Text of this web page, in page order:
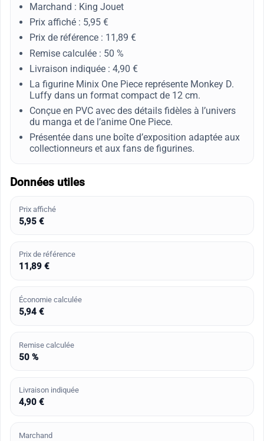
Marchand : King Jouet
Prix affiché : 5,95 €
Prix de référence : 11,89 €
Remise calculée : 50 %
Livraison indiquée : 4,90 €
La figurine Minix One Piece représente Monkey D.
Luffy dans un format compact de 12 cm.
Conçue en PVC avec des détails fidèles à l’univers
du manga et de l’anime One Piece.
Présentée dans une boîte d’exposition adaptée aux
collectionneurs et aux fans de figurines.
Données utiles
Prix affiché
5,95 €
Prix de référence
11,89 €
Économie calculée
5,94 €
Remise calculée
50 %
Livraison indiquée
4,90 €
Marchand